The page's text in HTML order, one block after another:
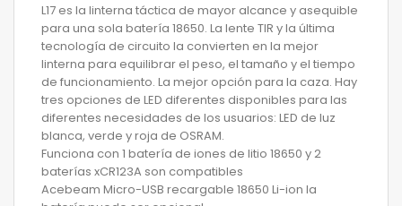
L17 es la linterna táctica de mayor alcance y asequible
para una sola batería 18650. La lente TIR y la última
tecnología de circuito la convierten en la mejor
linterna para equilibrar el peso, el tamaño y el tiempo
de funcionamiento. La mejor opción para la caza. Hay
tres opciones de LED diferentes disponibles para las
diferentes necesidades de los usuarios: LED de luz
blanca, verde y roja de OSRAM.
Funciona con 1 batería de iones de litio 18650 y 2
baterías xCR123A son compatibles
Acebeam Micro-USB recargable 18650 Li-ion la